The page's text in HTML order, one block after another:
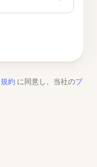
約 に同意し、当社のプ